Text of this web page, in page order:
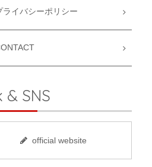
ライバシーポリシー
& SNS
official website